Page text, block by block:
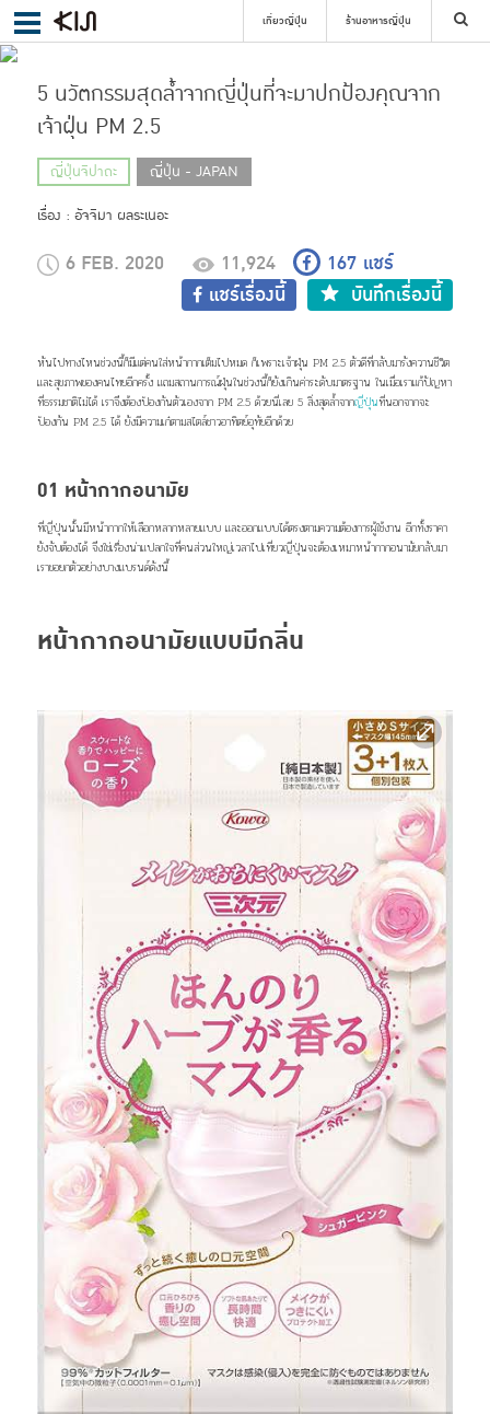
เที่ยวญี่ปุ่น ร้านอาหารญี่ปุ่น
ค้นหา
ค้นหา
6 FEB. 2020 11,924 167 แชร์
แชร์เรื่องนี้
บันทึกเรื่องนี้
5 นวัตกรรมสุดล้ำจากญี่ปุ่นที่จะมาปกป้องคุณจาก
เจ้าฝุ่น PM 2.5
ญี่ปุ่นจิปาถะ
ญี่ปุ่น - JAPAN
เรื่อง : อัจจิมา ผลระเนอะ
หันไปทางไหนช่วงนี้ก็มีแต่คนใส่หน้ากากเต็มไปหมด ก็เพราะเจ้าฝุ่น PM 2.5 ตัวดีที่กลับมารังควานชีวิต
และสุขภาพของคนไทยอีกครั้ง แถมสถานการณ์ฝุ่นในช่วงนี้ก็ยังเกินค่าระดับมาตรฐาน ในเมื่อเราแก้ปัญหา
ที่ธรรมชาติไม่ได้ เราจึงต้องป้องกันตัวเองจาก PM 2.5 ด้วยนี่เลย 5 สิ่งสุดล้ำจากญี่ปุ่นที่นอกจากจะ
ป้องกัน PM 2.5 ได้ ยังมีความเก๋ตามสไตล์ชาวอาทิตย์อุทัยอีกด้วย
01 หน้ากากอนามัย
ที่ญี่ปุ่นนั้นมีหน้ากากให้เลือกหลากหลายแบบ และออกแบบได้ตรงตามความต้องการผู้ใช้งาน อีกทั้งราคา
ยังจับต้องได้ จึงใช่เรื่องน่าแปลกใจที่คนส่วนใหญ่เวลาไปเที่ยวญี่ปุ่นจะต้องเหมาหน้ากากอนามัยกลับมา
เราขอยกตัวอย่างบางแบรนด์ดังนี้
หน้ากากอนามัยแบบมีกลิ่น